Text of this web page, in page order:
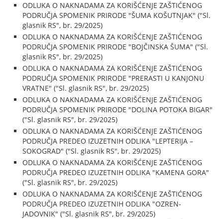
ODLUKA O NAKNADAMA ZA KORIŠĆENJE ZAŠTIĆENOG
PODRUČJA SPOMENIK PRIRODE "ŠUMA KOŠUTNJAK" ("Sl.
glasnik RS", br. 29/2025)
ODLUKA O NAKNADAMA ZA KORIŠĆENJE ZAŠTIĆENOG
PODRUČJA SPOMENIK PRIRODE "BOJČINSKA ŠUMA" ("Sl.
glasnik RS", br. 29/2025)
ODLUKA O NAKNADAMA ZA KORIŠĆENJE ZAŠTIĆENOG
PODRUČJA SPOMENIK PRIRODE "PRERASTI U KANJONU
VRATNE" ("Sl. glasnik RS", br. 29/2025)
ODLUKA O NAKNADAMA ZA KORIŠĆENJE ZAŠTIĆENOG
PODRUČJA SPOMENIK PRIRODE "DOLINA POTOKA BIGAR"
("Sl. glasnik RS", br. 29/2025)
ODLUKA O NAKNADAMA ZA KORIŠĆENJE ZAŠTIĆENOG
PODRUČJA PREDEO IZUZETNIH ODLIKA "LEPTERIJA –
SOKOGRAD" ("Sl. glasnik RS", br. 29/2025)
ODLUKA O NAKNADAMA ZA KORIŠĆENJE ZAŠTIĆENOG
PODRUČJA PREDEO IZUZETNIH ODLIKA "KAMENA GORA"
("Sl. glasnik RS", br. 29/2025)
ODLUKA O NAKNADAMA ZA KORIŠĆENJE ZAŠTIĆENOG
PODRUČJA PREDEO IZUZETNIH ODLIKA "OZREN-
JADOVNIK" ("Sl. glasnik RS", br. 29/2025)